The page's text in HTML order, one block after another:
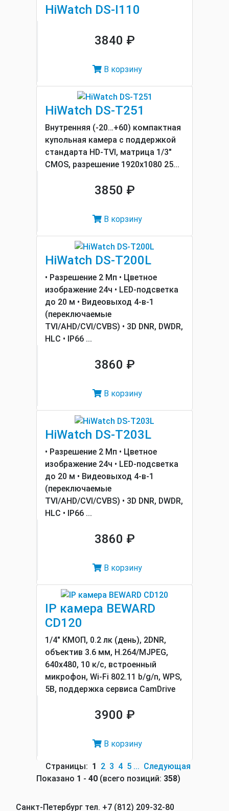
HiWatch DS-I110
3840 ₽
В корзину
HiWatch DS-T251
Внутренняя (-20…+60) компактная
купольная камера с поддержкой
стандарта HD-TVI, матрица 1/3"
CMOS, разрешение 1920х1080 25...
3850 ₽
В корзину
HiWatch DS-T200L
• Разрешение 2 Мп • Цветное
изображение 24ч • LED-подсветка
до 20 м • Видеовыход 4-в-1
(переключаемые
TVI/AHD/CVI/CVBS) • 3D DNR, DWDR,
HLC • IP66 ...
3860 ₽
В корзину
HiWatch DS-T203L
• Разрешение 2 Мп • Цветное
изображение 24ч • LED-подсветка
до 20 м • Видеовыход 4-в-1
(переключаемые
TVI/AHD/CVI/CVBS) • 3D DNR, DWDR,
HLC • IP66 ...
3860 ₽
В корзину
IP камера BEWARD
CD120
1/4" КМОП, 0.2 лк (день), 2DNR,
объектив 3.6 мм, H.264/MJPEG,
640х480, 10 к/с, встроенный
микрофон, Wi-Fi 802.11 b/g/n, WPS,
5В, поддержка сервиса CamDrive
3900 ₽
В корзину
Страницы: 1 2 3 4 5 ... Следующая
Показано 1 - 40 (всего позиций: 358)
Санкт-Петербург тел. +7 (812) 209-32-80